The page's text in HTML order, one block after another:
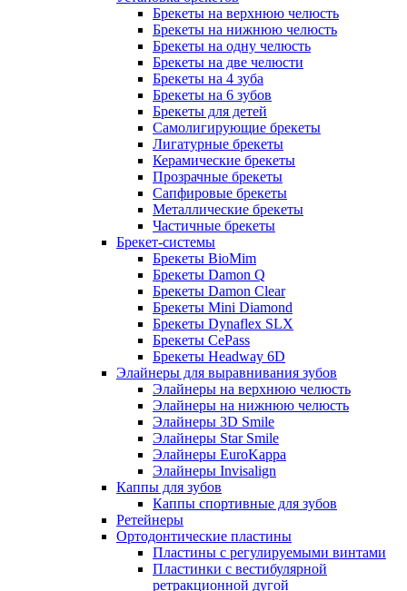
Брекеты на верхнюю челюсть
Брекеты на нижнюю челюсть
Брекеты на одну челюсть
Брекеты на две челюсти
Брекеты на 4 зуба
Брекеты на 6 зубов
Брекеты для детей
Самолигирующие брекеты
Лигатурные брекеты
Керамические брекеты
Прозрачные брекеты
Сапфировые брекеты
Металлические брекеты
Частичные брекеты
Брекет-системы
Брекеты BioMim
Брекеты Damon Q
Брекеты Damon Clear
Брекеты Mini Diamond
Брекеты Dynaflex SLX
Брекеты CePass
Брекеты Headway 6D
Элайнеры для выравнивания зубов
Элайнеры на верхнюю челюсть
Элайнеры на нижнюю челюсть
Элайнеры 3D Smile
Элайнеры Star Smile
Элайнеры EuroKappa
Элайнеры Invisalign
Каппы для зубов
Каппы спортивные для зубов
Ретейнеры
Ортодонтические пластины
Пластины с регулируемыми винтами
Пластинки с вестибулярной
ретракционной дугой